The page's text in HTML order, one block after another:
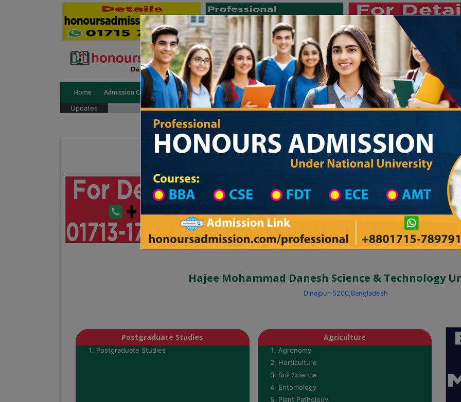
Home Admission Circular Public University Private University International University University College
Updates জাতীয় বিশ্ববিদ্যালয় ২০২৫-২৬ শিক্ষাবর্ষের ১ম
Private University Admission
Hajee Mohammad Danesh Science & Technology
Dinajpur-5200,Bangladesh
Postgraduate Studies
Postgraduate Studies
Agriculture
Agronomy
Horticulture
Soil Science
Entomology
Plant Pathology